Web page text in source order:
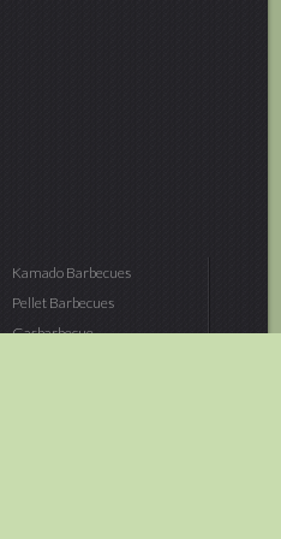
Kamado Barbecues
Pellet Barbecues
Gasbarbecue